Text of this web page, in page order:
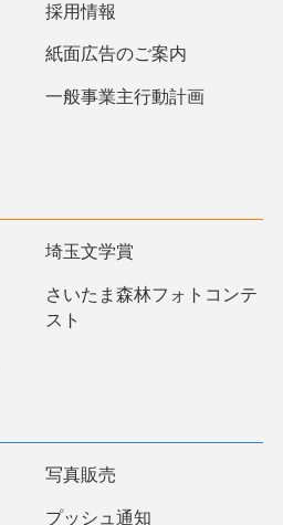
採用情報
紙面広告のご案内
一般事業主行動計画
埼玉文学賞
さいたま森林フォトコンテ
スト
写真販売
プッシュ通知